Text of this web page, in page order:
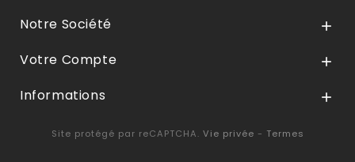
Notre Société 
Votre Compte 
Informations 
Site protégé par reCAPTCHA. Vie privée - Termes